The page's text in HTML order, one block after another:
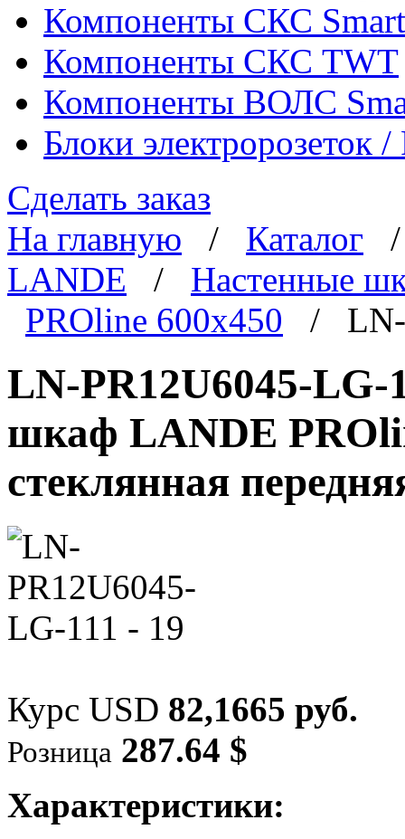
Компоненты СКС
Компоненты СКС TWT
Компоненты ВОЛС
Блоки электророзеток
Сделать заказ
На главную / Каталог
LANDE / Настенные
PROline 600x450 / LN-
LN-PR12U6045-LG-
шкаф LANDE
стеклянная
Курс USD 82,1665 руб.
Розница 287.64 $
Характеристики: